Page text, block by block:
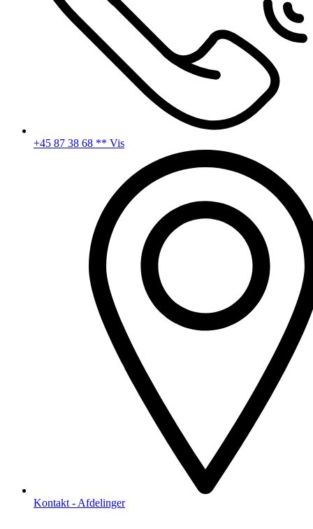
+45 87 38 68 ** Vis
Kontakt - Afdelinger